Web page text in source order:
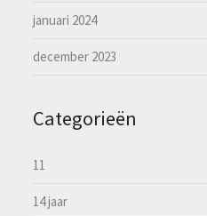
januari 2024
december 2023
Categorieën
11
14 jaar